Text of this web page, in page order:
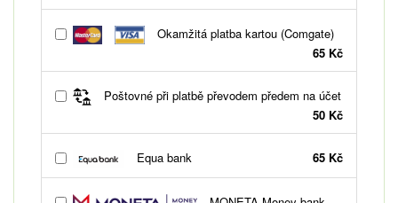
Okamžitá platba kartou (Comgate)
65 Kč
Poštovné při platbě převodem předem na účet
50 Kč
Equa bank 65 Kč